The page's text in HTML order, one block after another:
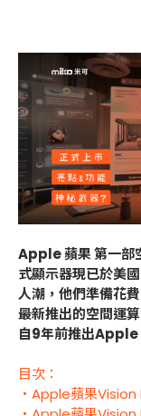
Apple 蘋果 第一部
式顯示器現已於美
人潮，他們準備花
最新推出的空間運
自9年前推出Apple
目次：
・Apple蘋果